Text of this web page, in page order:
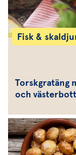
Fisk &
Torskgratäng
och